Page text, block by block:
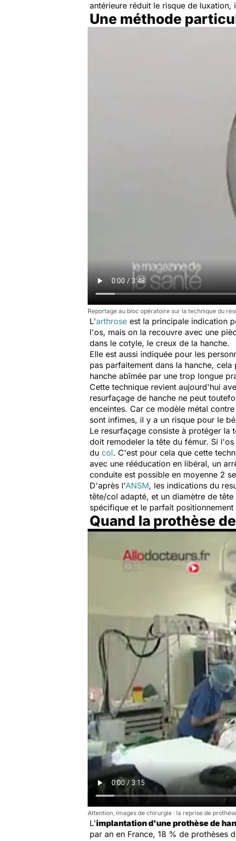
antérieure réduit le risque de luxation,
Une méthode
Reportage au bloc opératoire sur la technique du
L'arthrose est la principale indication
l'os, mais on la recouvre avec une
dans le cotyle, le creux de la hanche.
Elle est aussi indiquée pour les
pas parfaitement dans la hanche,
hanche abîmée par une trop longue
Cette technique revient aujourd'hui
resurfaçage de hanche ne peut
enceintes. Car ce modèle métal
sont infimes, il y a un risque pour le
Le resurfaçage consiste à protéger la
doit remodeler la tête du fémur. Si
du col. C'est pour cela que cette
avec une rééducation en libéral, un
conduite est possible en moyenne 2
D'après l'ANSM, les indications du
tête/col adapté, et un diamètre de
spécifique et le parfait
Quand la prothèse
Attention, images de chirurgie : la reprise de
L'implantation d'une prothèse de
par an en France, 18 % de prothèses